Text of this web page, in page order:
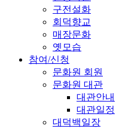
구전설화
회덕향교
매장문화
옛모습
참여/신청
문화원 회원
문화원 대관
대관안내
대관일정
대덕백일장